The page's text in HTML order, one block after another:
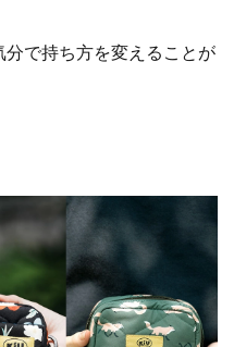
で持ち方を変えることが